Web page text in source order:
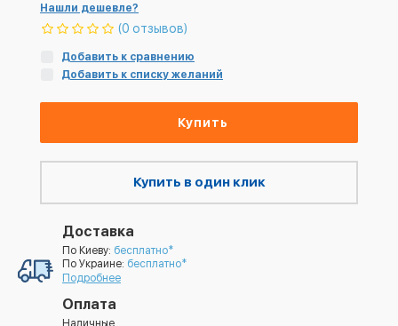
Нашли дешевле?
(0 отзывов)
Добавить к сравнению
Добавить к списку желаний
Купить
Купить в один клик
Доставка
По Киеву: бесплатно*
По Украине: бесплатно*
Подробнее
Оплата
Наличные